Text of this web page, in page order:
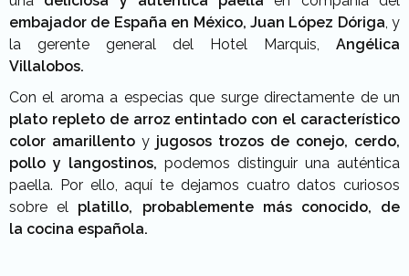
embajador de España en México, Juan López Dóriga , y
la gerente general del Hotel
Marquis, Angélica
Villalobos.
Con el aroma a especias que surge directamente de un
plato repleto de arroz entintado con el característico
color amarillento y jugosos trozos de conejo, cerdo,
pollo y langostinos, podemos distinguir una auténtica
paella. Por ello, aquí te dejamos cuatro datos curiosos
sobre el platillo, probablemente más conocido, de
la cocina española.